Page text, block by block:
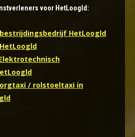
voor HetLoogld:
HetLoogld
/ rolstoeltaxi in